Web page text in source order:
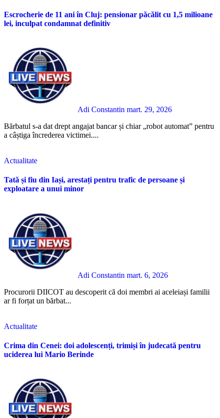
Escrocherie de 11 ani în Cluj: pensionar păcălit cu 1,5 milioane
lei, inculpat condamnat definitiv
Adi Constantin mart. 29, 2026
Bărbatul s-a dat drept angajat bancar și chiar „robot automat” pentru
a câștiga încrederea victimei....
Actualitate
Tată și fiu din Iași, arestați pentru trafic de persoane și
exploatare a unui minor
Adi Constantin mart. 6, 2026
Procurorii DIICOT au descoperit că doi membri ai aceleiași familii
ar fi forțat un bărbat...
Actualitate
Crima din Cenei: doi adolescenți, trimiși în judecată pentru
uciderea lui Mario Berinde